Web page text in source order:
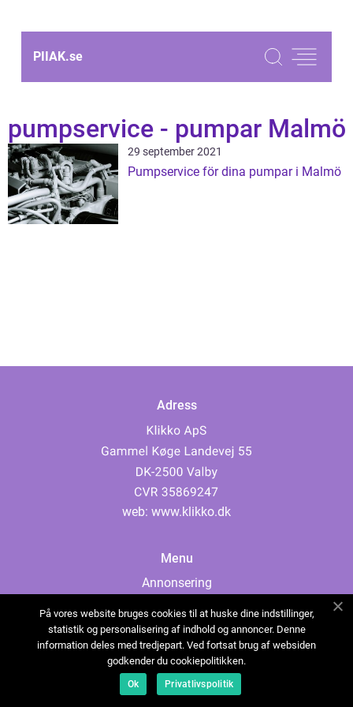
PIIAK.se
pumpservice - pumpar Malmö
29 september 2021
Pumpservice för dina pumpar i Malmö
Adress
web: www.klikko.dk
Menu
Annonsering
Cookies
Kontakta oss
Sitemap
På vores website bruges cookies til at huske dine indstillinger,
statistik og personalisering af indhold og annoncer. Denne
information deles med tredjepart. Ved fortsat brug af websiden
godkender du cookiepolitikken.
Ok Privatlivspolitik